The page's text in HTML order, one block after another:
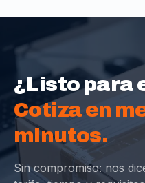
¿Listo para
Cotiza en
minutos.
Sin compromiso: nos